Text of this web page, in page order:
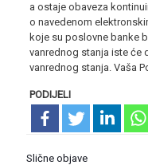
a ostaje obaveza
o navedenom
koje su poslovne banke
vanrednog stanja iste će
vanrednog stanja. Vaša
PODIJELI
Slične objave